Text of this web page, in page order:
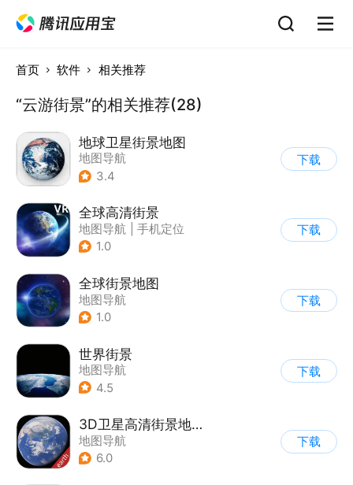
首页 软件 相关推荐
“云游街景”的相关推荐(28)
地球卫星街景地图
地图导航
3.4
下载
全球高清街景
地图导航
手机定位
1.0
下载
全球街景地图
地图导航
1.0
下载
世界街景
地图导航
4.5
下载
3D卫星高清街景地图
地图导航
6.0
下载